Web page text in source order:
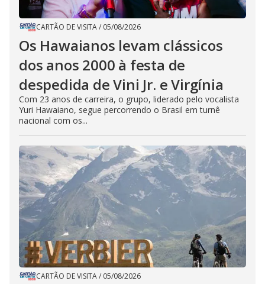
CARTÃO DE VISITA/ 05/08/2026
Os Hawaianos levam clássicos
dos anos 2000 à festa de
despedida de Vini Jr. e Virgínia
Com 23 anos de carreira, o grupo, liderado pelo vocalista
Yuri Hawaiano, segue percorrendo o Brasil em turnê
nacional com os...
CARTÃO DE VISITA/ 05/08/2026